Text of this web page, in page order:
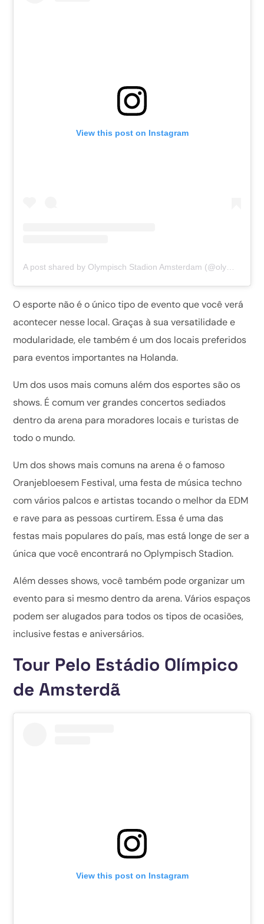
View this post on Instagram
O esporte não é o único tipo de evento que você verá
acontecer nesse local. Graças à sua versatilidade e
modularidade, ele também é um dos locais preferidos
para eventos importantes na Holanda.
Um dos usos mais comuns além dos esportes são os
shows. É comum ver grandes concertos sediados
dentro da arena para moradores locais e turistas de
todo o mundo.
Um dos shows mais comuns na arena é o famoso
Oranjebloesem Festival, uma festa de música techno
com vários palcos e artistas tocando o melhor da EDM
e rave para as pessoas curtirem. Essa é uma das
festas mais populares do país, mas está longe de ser a
única que você encontrará no Oplympisch Stadion.
Além desses shows, você também pode organizar um
evento para si mesmo dentro da arena. Vários espaços
podem ser alugados para todos os tipos de ocasiões,
inclusive festas e aniversários.
Tour Pelo Estádio Olímpico
de Amsterdã
View this post on Instagram